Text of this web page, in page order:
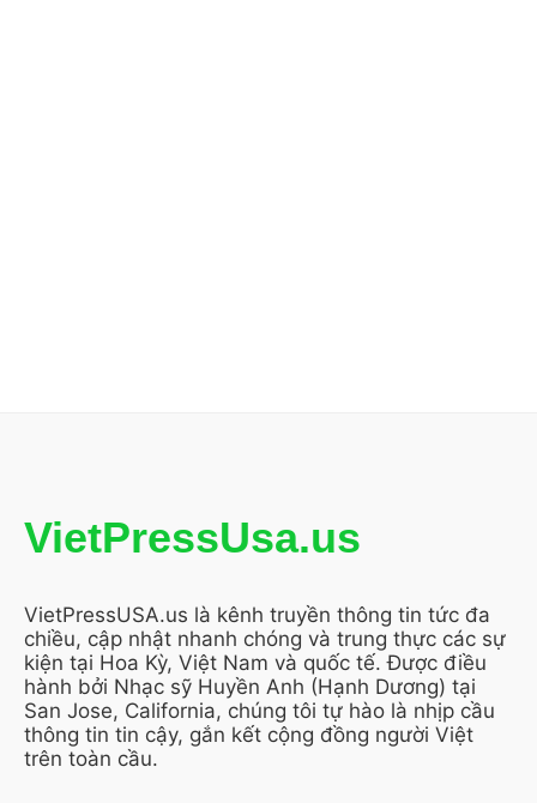
VietPressUsa.us
VietPressUSA.us là kênh truyền thông tin tức đa
chiều, cập nhật nhanh chóng và trung thực các sự
kiện tại Hoa Kỳ, Việt Nam và quốc tế. Được điều
hành bởi Nhạc sỹ Huyền Anh (Hạnh Dương) tại
San Jose, California, chúng tôi tự hào là nhịp cầu
thông tin tin cậy, gắn kết cộng đồng người Việt
trên toàn cầu.